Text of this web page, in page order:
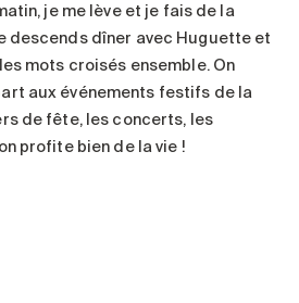
je me lève et je fais de la
descends dîner avec Huguette et
mots croisés ensemble. On
aux événements festifs de la
de fête, les concerts, les
profite bien de la vie !